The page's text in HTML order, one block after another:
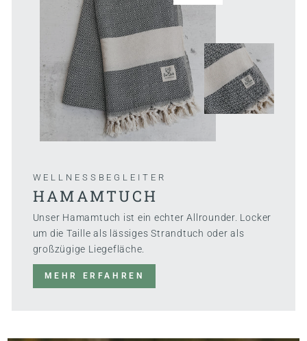
WELLNESSBEGLEITER
HAMAMTUCH
Unser Hamamtuch ist ein echter Allrounder. Locker
um die Taille als lässiges Strandtuch oder als
großzügige Liegefläche.
MEHR ERFAHREN